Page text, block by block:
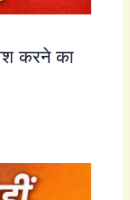
करने का